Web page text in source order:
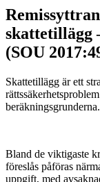
skattetillägg
(SOU
Skattetillägg är ett
Bland de viktigaste
föreslås påföras
uppgift, med